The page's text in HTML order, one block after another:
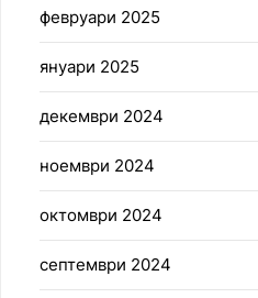
февруари 2025
януари 2025
декември 2024
ноември 2024
октомври 2024
септември 2024